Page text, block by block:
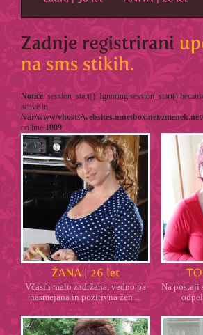
Notice: session_start(): Ignoring session_start()
active in
/var/www/vhosts/websites.mnetbox.net/
on line 1009
Včasih malo zadržana, vedno pa
nasmejana in pozitivna žen ...
Na postaji